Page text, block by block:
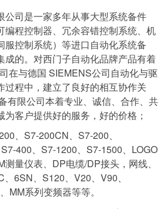
公司是一家多年从事大型系统备件
编程控制器、冗余容错控制系统、机
服控制系统）等进口自动化系统备
成的。对西门子自动化品牌产品有着
在与德国 SIEMENS公司自动化与驱
过程中，建立了良好的相互协作关
有限公司本着专业、诚信、合作、共
客户提供好的服务，好的价格；
、S7-200CN、S7-200、
400、S7-1200、S7-1500、LOGO
量仪表、DP电缆/DP接头，网线、
6SN、S120、V20、V90、
MM系列变频器等等。